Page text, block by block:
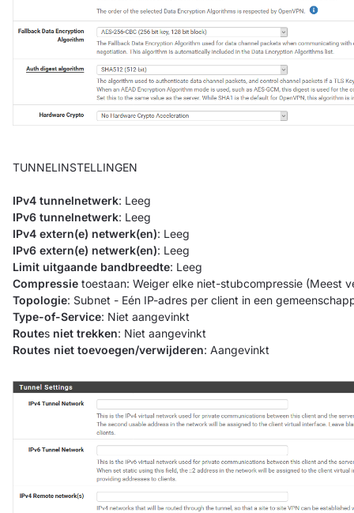
TUNNELINSTELLINGEN
IPv4 tunnelnetwerk: Leeg
IPv6 tunnelnetwerk: Leeg
IPv4 extern(e) netwerk(en): Leeg
IPv6 extern(e) netwerk(en): Leeg
Limit uitgaande bandbreedte: Leeg
Compressie toestaan: Weiger elke niet-stubcompressie (Meest
Topologie: Subnet - Eén IP-adres per client in een
Type-of-Service: Niet aangevinkt
Routes niet trekken: Niet aangevinkt
Routes niet toevoegen/verwijderen: Aangevinkt